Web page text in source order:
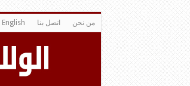
من نحن اتصل بنا English